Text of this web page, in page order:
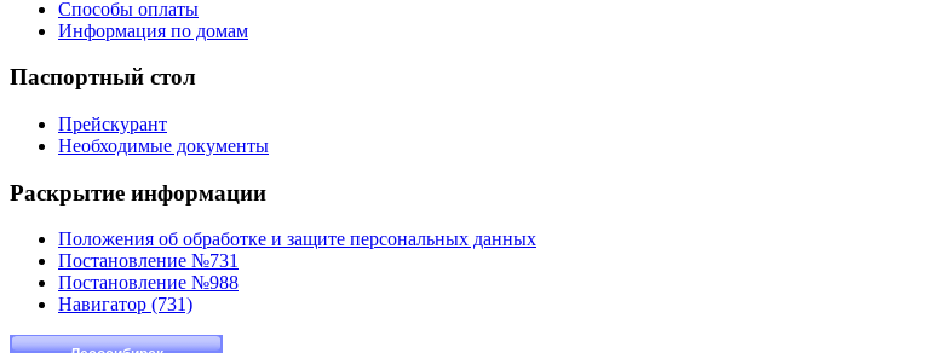
Способы оплаты
Информация по домам
Паспортный стол
Прейскурант
Необходимые документы
Раскрытие информации
Положения об обработке и защите персональных данных
Постановление №731
Постановление №988
Навигатор (731)